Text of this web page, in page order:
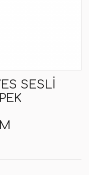
SESLI